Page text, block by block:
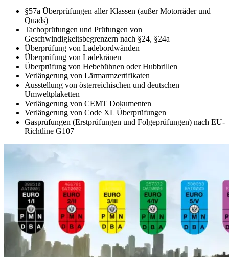
§57a Überprüfungen aller Klassen (außer Motorräder und
Quads)
Tachoprüfungen und Prüfungen von
Geschwindigkeitsbegrenzern nach §24, §24a
Überprüfung von Ladebordwänden
Überprüfung von Ladekränen
Überprüfung von Hebebühnen oder Hubbrillen
Verlängerung von Lärmarmzertifikaten
Ausstellung von österreichischen und deutschen
Umweltplaketten
Verlängerung von CEMT Dokumenten
Verlängerung von Code XL Überprüfungen
Gasprüfungen (Erstprüfungen und Folgeprüfungen) nach EU-
Richtline G107